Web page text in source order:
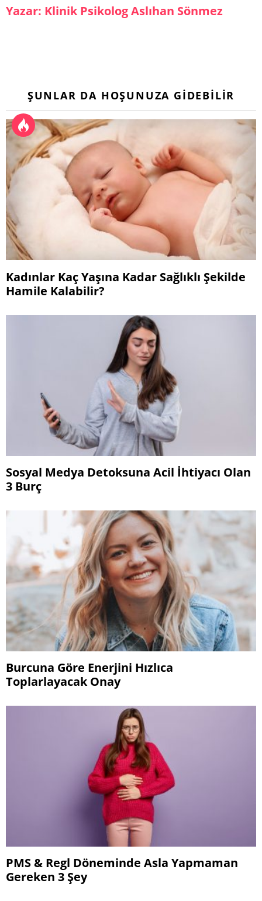
Yazar: Klinik Psikolog Aslıhan Sönmez
ŞUNLAR DA HOŞUNUZA GIDEBILIR
Kadınlar Kaç Yaşına Kadar Sağlıklı Şekilde
Hamile Kalabilir?
Sosyal Medya Detoksuna Acil İhtiyacı Olan
3 Burç
Burcuna Göre Enerjini Hızlıca
Toplarlayacak Onay
PMS & Regl Döneminde Asla Yapmaman
Gereken 3 Şey